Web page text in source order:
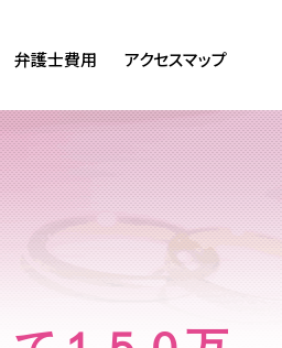
弁護士費用 アクセスマップ